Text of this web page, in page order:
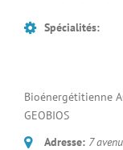
Spécialités:
Bioénergétitienne
GEOBIOS
Adresse: 7